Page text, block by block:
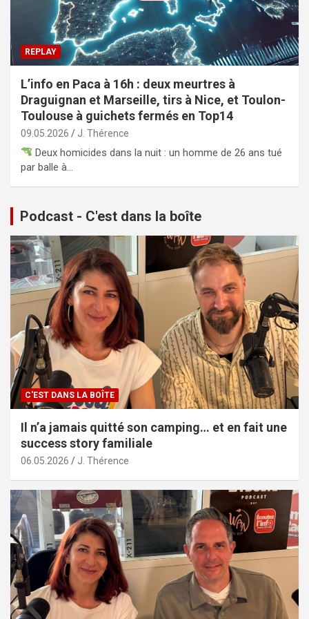
REPLAY
L’info en Paca à 16h : deux meurtres à
Draguignan et Marseille, tirs à Nice, et Toulon-
Toulouse à guichets fermés en Top14
09.05.2026 J. Thérence
Deux homicides dans la nuit : un homme de 26 ans tué
par balle à…
Podcast - C'est dans la boîte
C'EST DANS LA BOÎTE
Il n’a jamais quitté son camping… et en fait une
success story familiale
06.05.2026 J. Thérence